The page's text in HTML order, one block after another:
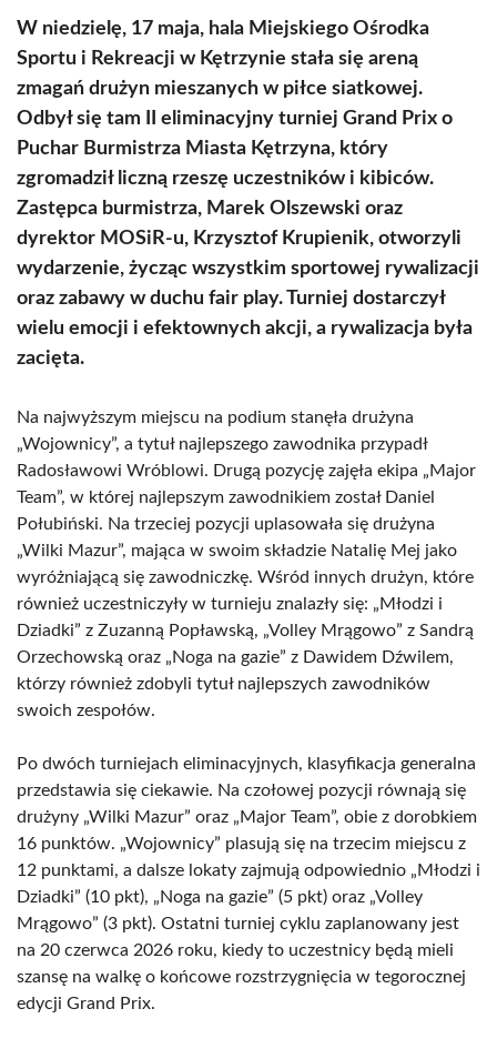
W niedzielę, 17 maja, hala Miejskiego Ośrodka
Sportu i Rekreacji w Kętrzynie stała się areną
zmagań drużyn mieszanych w piłce siatkowej.
Odbył się tam II eliminacyjny turniej Grand Prix o
Puchar Burmistrza Miasta Kętrzyna, który
zgromadził liczną rzeszę uczestników i kibiców.
Zastępca burmistrza, Marek Olszewski oraz
dyrektor MOSiR-u, Krzysztof Krupienik, otworzyli
wydarzenie, życząc wszystkim sportowej rywalizacji
oraz zabawy w duchu fair play. Turniej dostarczył
wielu emocji i efektownych akcji, a rywalizacja była
zacięta.
Na najwyższym miejscu na podium stanęła drużyna
„Wojownicy”, a tytuł najlepszego zawodnika przypadł
Radosławowi Wróblowi. Drugą pozycję zajęła ekipa „Major
Team”, w której najlepszym zawodnikiem został Daniel
Połubiński. Na trzeciej pozycji uplasowała się drużyna
„Wilki Mazur”, mająca w swoim składzie Natalię Mej jako
wyróżniającą się zawodniczkę. Wśród innych drużyn, które
również uczestniczyły w turnieju znalazły się: „Młodzi i
Dziadki” z Zuzanną Popławską, „Volley Mrągowo” z Sandrą
Orzechowską oraz „Noga na gazie” z Dawidem Dźwilem,
którzy również zdobyli tytuł najlepszych zawodników
swoich zespołów.
Po dwóch turniejach eliminacyjnych, klasyfikacja generalna
przedstawia się ciekawie. Na czołowej pozycji równają się
drużyny „Wilki Mazur” oraz „Major Team”, obie z dorobkiem
16 punktów. „Wojownicy” plasują się na trzecim miejscu z
12 punktami, a dalsze lokaty zajmują odpowiednio „Młodzi i
Dziadki” (10 pkt), „Noga na gazie” (5 pkt) oraz „Volley
Mrągowo” (3 pkt). Ostatni turniej cyklu zaplanowany jest
na 20 czerwca 2026 roku, kiedy to uczestnicy będą mieli
szansę na walkę o końcowe rozstrzygnięcia w tegorocznej
edycji Grand Prix.